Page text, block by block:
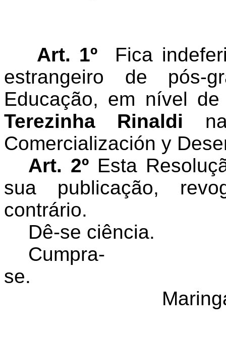
Art. 1º
Fica
estrangeiro de pós-
Educação, em nível
Terezinha Rinaldi
Comercialización y
Art. 2ºEsta
sua publicação,
contrário.
Dê-se ciência.
Cumpra-
se.